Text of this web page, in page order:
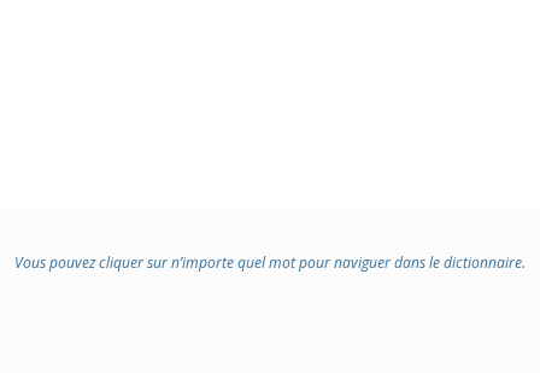
Vous pouvez cliquer sur n’importe quel mot pour naviguer dans le dictionnaire.